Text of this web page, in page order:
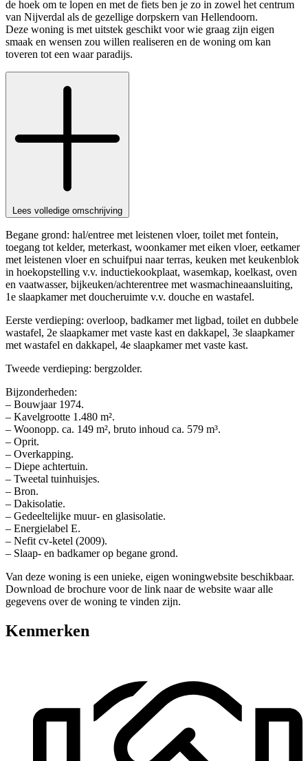
de hoek om te lopen en met de fiets ben je zo in zowel het centrum
van Nijverdal als de gezellige dorpskern van Hellendoorn.
Deze woning is met uitstek geschikt voor wie graag zijn eigen
smaak en wensen zou willen realiseren en de woning om kan
toveren tot een waar paradijs.
Lees volledige omschrijving
Begane grond: hal/entree met leistenen vloer, toilet met fontein,
toegang tot kelder, meterkast, woonkamer met eiken vloer, eetkamer
met leistenen vloer en schuifpui naar terras, keuken met keukenblok
in hoekopstelling v.v. inductiekookplaat, wasemkap, koelkast, oven
en vaatwasser, bijkeuken/achterentree met wasmachineaansluiting,
1e slaapkamer met doucheruimte v.v. douche en wastafel.
Eerste verdieping: overloop, badkamer met ligbad, toilet en dubbele
wastafel, 2e slaapkamer met vaste kast en dakkapel, 3e slaapkamer
met wastafel en dakkapel, 4e slaapkamer met vaste kast.
Tweede verdieping: bergzolder.
Bijzonderheden:
– Bouwjaar 1974.
– Kavelgrootte 1.480 m².
– Woonopp. ca. 149 m², bruto inhoud ca. 579 m³.
– Oprit.
– Overkapping.
– Diepe achtertuin.
– Tweetal tuinhuisjes.
– Bron.
– Dakisolatie.
– Gedeeltelijke muur- en glasisolatie.
– Energielabel E.
– Nefit cv-ketel (2009).
– Slaap- en badkamer op begane grond.
Van deze woning is een unieke, eigen woningwebsite beschikbaar.
Download de brochure voor de link naar de website waar alle
gegevens over de woning te vinden zijn.
Kenmerken